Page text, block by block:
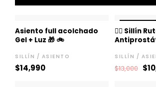
Asiento full acolchado
Gel + Luz 🎁 🚲
SILLÍN / ASIENTO
$14,990
🚴‍♂️ Sillín
SILLÍN /
$13,000
El
$